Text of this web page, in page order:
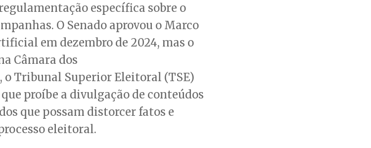
específica sobre o
O Senado aprovou o Marco
em dezembro de 2024, mas o
Câmara dos
o Tribunal Superior Eleitoral (TSE)
proíbe a divulgação de conteúdos
que possam distorcer fatos e
eleitoral.